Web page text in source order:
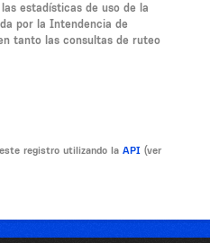
estadísticas de uso de la
por la Intendencia de
tanto las consultas de ruteo
registro utilizando la API (ver